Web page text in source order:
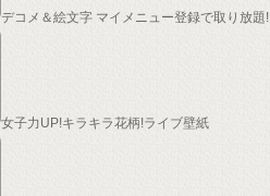
デコメ＆絵文字 マイメニュー登録で取り放題!
女子力UP!キラキラ花柄!ライブ壁紙